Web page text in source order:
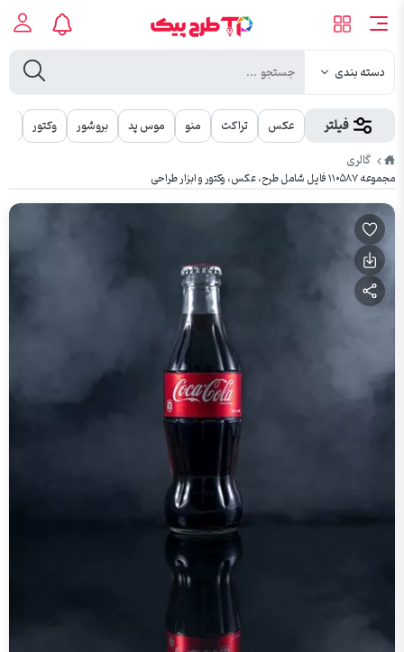
دسته بندی
فیلتر عکس تراکت منو موس پد بروشور وکتور
طرح
پیک
گالری
مجموعه ۱۱۰۵۸۷ فایل شامل طرح، عکس، وکتور و ابزار طراحی